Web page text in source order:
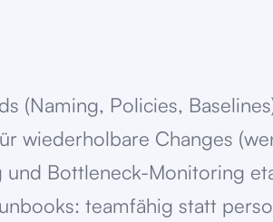
(Naming, Policies,
wiederholbare Changes
und Bottleneck-Monitoring
teamfähig statt